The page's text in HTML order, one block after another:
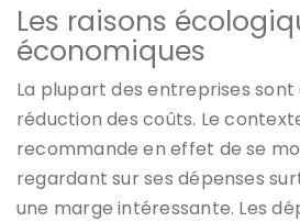
Les raisons
économiques
La plupart des entreprises
réduction des coûts. Le
recommande en effet de se
regardant sur ses dépenses
une marge intéressante. Les